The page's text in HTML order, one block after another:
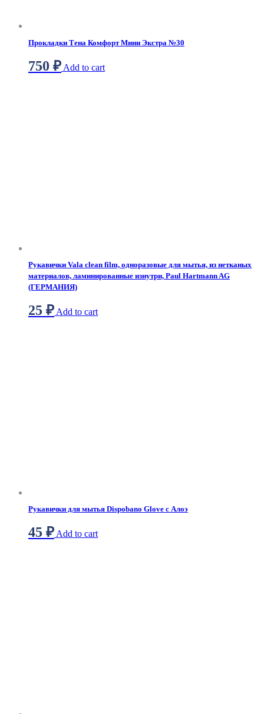
Прокладки Тена Комфорт Мини Экстра №30
750 ₽ Add to cart
Рукавички Vala clean film, одноразовые для мытья, из нетканых
материалов, ламинированные изнутри, Paul Hartmann AG
(ГЕРМАНИЯ)
25 ₽ Add to cart
Рукавички для мытья Dispobano Glove с Алоэ
45 ₽ Add to cart